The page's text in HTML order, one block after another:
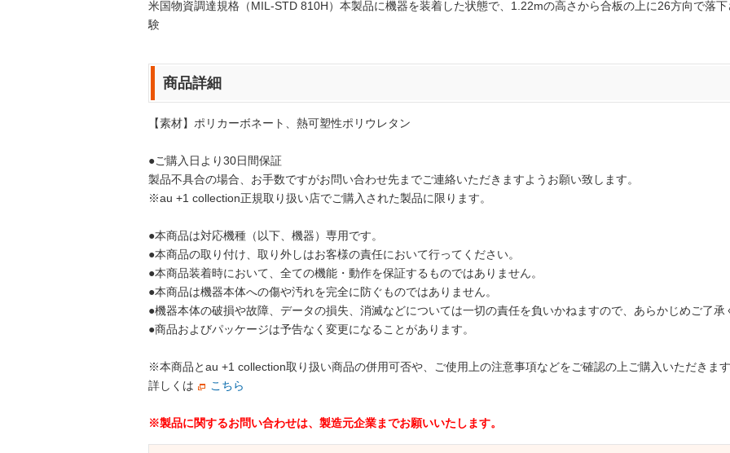
米国物資調達規格（MIL-STD 810H）本製品に機器を装着した状態で、1.22mの高さから合板の上に26方向で落
験
商品詳細
【素材】ポリカーボネート、熱可塑性ポリウレタン
●ご購入日より30日間保証
製品不具合の場合、お手数ですがお問い合わせ先までご連絡いただきますようお願い致します。
※au +1 collection正規取り扱い店でご購入された製品に限ります。
●本商品は対応機種（以下、機器）専用です。
●本商品の取り付け、取り外しはお客様の責任において行ってください。
●本商品装着時において、全ての機能・動作を保証するものではありません。
●本商品は機器本体への傷や汚れを完全に防ぐものではありません。
●機器本体の破損や故障、データの損失、消滅などについては一切の責任を負いかねますので、あらかじめご了承
●商品およびパッケージは予告なく変更になることがあります。
※本商品とau +1 collection取り扱い商品の併用可否や、ご使用上の注意事項などをご確認の上ご購入いただきます
詳しくは
こちら
※製品に関するお問い合わせは、製造元企業までお願いいたします。